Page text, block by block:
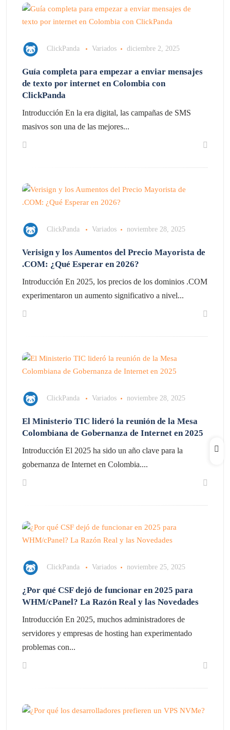
ClickPanda Variados diciembre 2, 2025
Guía completa para empezar a enviar mensajes
de texto por internet en Colombia con
ClickPanda
Introducción En la era digital, las campañas de SMS
masivos son una de las mejores...
ClickPanda Variados noviembre 28, 2025
Verisign y los Aumentos del Precio Mayorista de
.COM: ¿Qué Esperar en 2026?
Introducción En 2025, los precios de los dominios .COM
experimentaron un aumento significativo a nivel...
ClickPanda Variados noviembre 28, 2025
El Ministerio TIC lideró la reunión de la Mesa
Colombiana de Gobernanza de Internet en 2025
Introducción El 2025 ha sido un año clave para la
gobernanza de Internet en Colombia....
ClickPanda Variados noviembre 25, 2025
¿Por qué CSF dejó de funcionar en 2025 para
WHM/cPanel? La Razón Real y las Novedades
Introducción En 2025, muchos administradores de
servidores y empresas de hosting han experimentado
problemas con...